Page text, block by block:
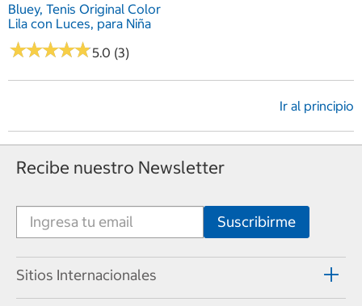
Bluey, Tenis Original Color
Lila con Luces, para Niña
★★★★★
★★★★★5.0 (3)
Ir al principio
Recibe nuestro Newsletter
Sitios Internacionales